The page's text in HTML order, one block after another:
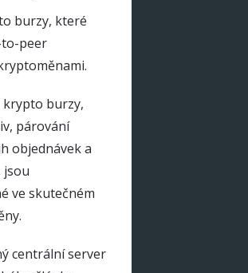
burzy, které
peer
krypto burzy,
párování
objednávek a
jsou
ve skutečném
centrální server